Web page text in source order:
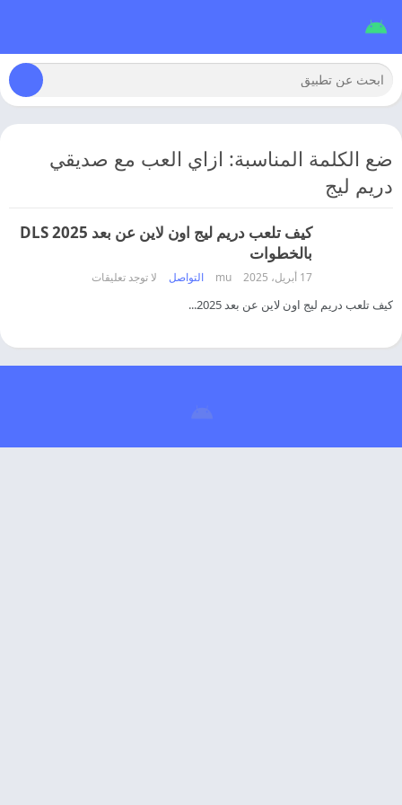
ضع الكلمة المناسبة: ازاي العب مع صديقي
دريم ليج
كيف تلعب دريم ليج اون لاين عن بعد 2025 DLS
بالخطوات
17 أبريل، 2025 mu التواصل لا توجد تعليقات
كيف تلعب دريم ليج اون لاين عن بعد 2025...